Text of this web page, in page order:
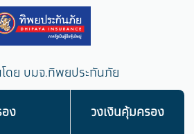
ดย บมจ.ทิพยประกันภัย
ง วงเงินคุ้มครอง